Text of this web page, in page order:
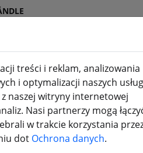
PL
Deal
Depot
Basil
FPV
treści i reklam, analizowania
i optymalizacji naszych
naszej witryny internetowej
Nasi partnerzy mogą
w trakcie korzystania
dot Ochrona danych.